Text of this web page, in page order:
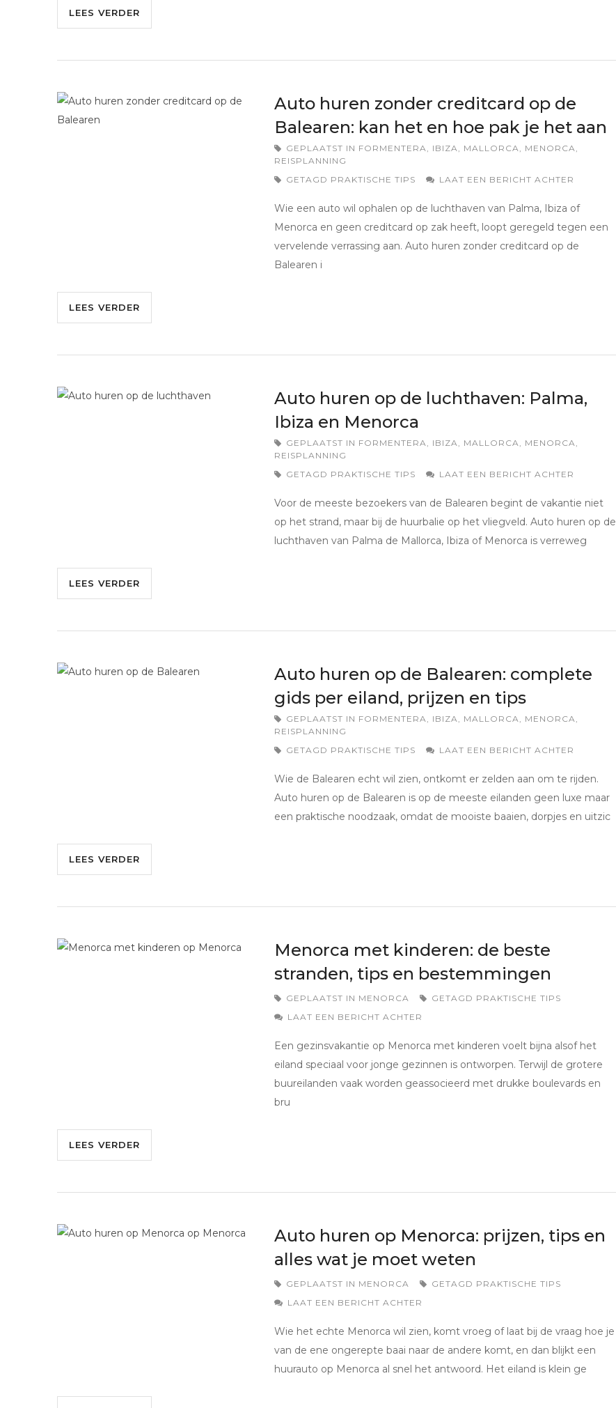
LEES VERDER
Auto huren zonder creditcard op de
Balearen: kan het en hoe pak je het aan
GEPLAATST IN FORMENTERA, IBIZA, MALLORCA, MENORCA,
REISPLANNING
GETAGD PRAKTISCHE TIPS LAAT EEN BERICHT ACHTER
Wie een auto wil ophalen op de luchthaven van Palma, Ibiza of
Menorca en geen creditcard op zak heeft, loopt geregeld tegen een
vervelende verrassing aan. Auto huren zonder creditcard op de
Balearen i
LEES VERDER
Auto huren op de luchthaven: Palma,
Ibiza en Menorca
GEPLAATST IN FORMENTERA, IBIZA, MALLORCA, MENORCA,
REISPLANNING
GETAGD PRAKTISCHE TIPS LAAT EEN BERICHT ACHTER
Voor de meeste bezoekers van de Balearen begint de vakantie niet
op het strand, maar bij de huurbalie op het vliegveld. Auto huren op de
luchthaven van Palma de Mallorca, Ibiza of Menorca is verreweg
LEES VERDER
Auto huren op de Balearen: complete
gids per eiland, prijzen en tips
GEPLAATST IN FORMENTERA, IBIZA, MALLORCA, MENORCA,
REISPLANNING
GETAGD PRAKTISCHE TIPS LAAT EEN BERICHT ACHTER
Wie de Balearen echt wil zien, ontkomt er zelden aan om te rijden.
Auto huren op de Balearen is op de meeste eilanden geen luxe maar
een praktische noodzaak, omdat de mooiste baaien, dorpjes en uitzic
LEES VERDER
Menorca met kinderen: de beste
stranden, tips en bestemmingen
GEPLAATST IN MENORCA GETAGD PRAKTISCHE TIPS
LAAT EEN BERICHT ACHTER
Een gezinsvakantie op Menorca met kinderen voelt bijna alsof het
eiland speciaal voor jonge gezinnen is ontworpen. Terwijl de grotere
buureilanden vaak worden geassocieerd met drukke boulevards en
bru
LEES VERDER
Auto huren op Menorca: prijzen, tips en
alles wat je moet weten
GEPLAATST IN MENORCA GETAGD PRAKTISCHE TIPS
LAAT EEN BERICHT ACHTER
Wie het echte Menorca wil zien, komt vroeg of laat bij de vraag hoe je
van de ene ongerepte baai naar de andere komt, en dan blijkt een
huurauto op Menorca al snel het antwoord. Het eiland is klein ge